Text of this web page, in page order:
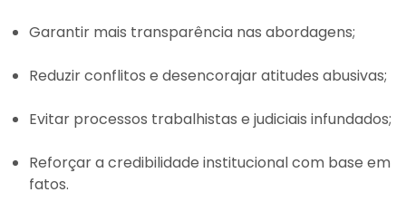
Garantir mais transparência nas abordagens;
Reduzir conflitos e desencorajar atitudes abusivas;
Evitar processos trabalhistas e judiciais infundados;
Reforçar a credibilidade institucional com base em
fatos.